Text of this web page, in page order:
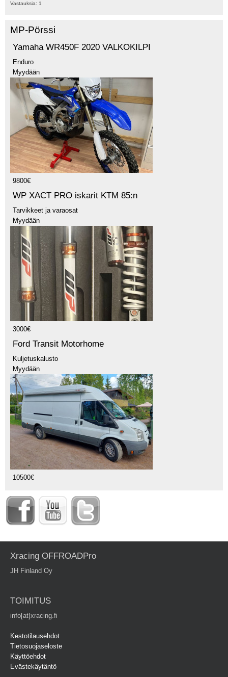
Vastauksia: 1
MP-Pörssi
Yamaha WR450F 2020 VALKOKILPI
Enduro
Myydään
9800€
WP XACT PRO iskarit KTM 85:n
Tarvikkeet ja varaosat
Myydään
3000€
Ford Transit Motorhome
Kuljetuskalusto
Myydään
10500€
Xracing OFFROADPro
JH Finland Oy
TOIMITUS
info[at]xracing.fi
Kestotilausehdot
Tietosuojaseloste
Käyttöehdot
Evästekäytäntö